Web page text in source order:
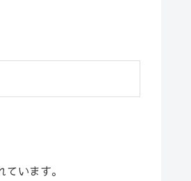
います。